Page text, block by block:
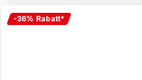
-36% Rabatt*